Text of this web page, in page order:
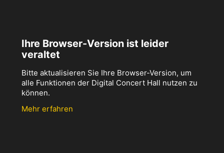
Ihre Browser-Version ist leider
veraltet
Bitte aktualisieren Sie Ihre Browser-Version, um
alle Funktionen der Digital Concert Hall nutzen zu
können.
Mehr erfahren